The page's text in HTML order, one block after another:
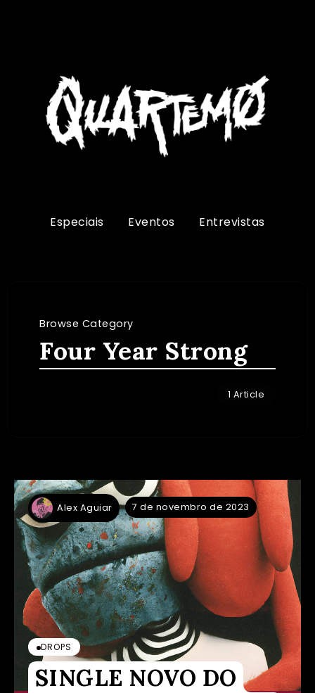
Especiais Eventos Entrevistas
Browse Category
Four Year Strong
1 Article
Alex Aguiar 7 de novembro de 2023
DROPS
SINGLE NOVO DO